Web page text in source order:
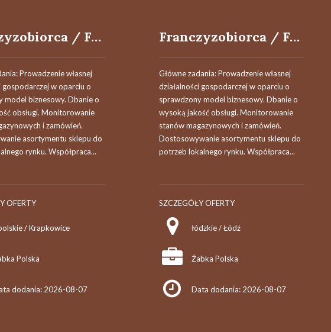
Franczyzobiorca / Franczyzobiorczyni
Prowadzenie własnej
gospodarczej w oparciu o
model biznesowy. Dbanie o
obsługi. Monitorowanie
i zamówień.
asortymentu sklepu do
rynku. Współpraca...
OFERTY
/ Krapkowice
Polska
dodania: 2026-08-07
Franczyzobiorca / Franczyzobiorczyni
Główne zadania: Prowadzenie własnej
działalności gospodarczej w oparciu o
sprawdzony model biznesowy. Dbanie o
wysoką jakość obsługi. Monitorowanie
stanów magazynowych i zamówień.
Dostosowywanie asortymentu sklepu do
potrzeb lokalnego rynku. Współpraca...
SZCZEGÓŁY OFERTY
łódzkie / Łódź
Żabka Polska
Data dodania: 2026-08-07